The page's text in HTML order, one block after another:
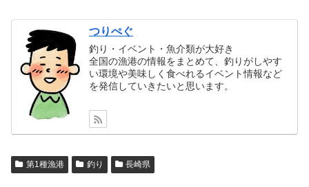
つりぺぐ
釣り・イベント・魚介類が大好き
全国の漁港の情報をまとめて、釣りがしやす
い環境や美味しく食べれるイベント情報など
を発信していきたいと思います。
第1種漁港 釣り 長崎県